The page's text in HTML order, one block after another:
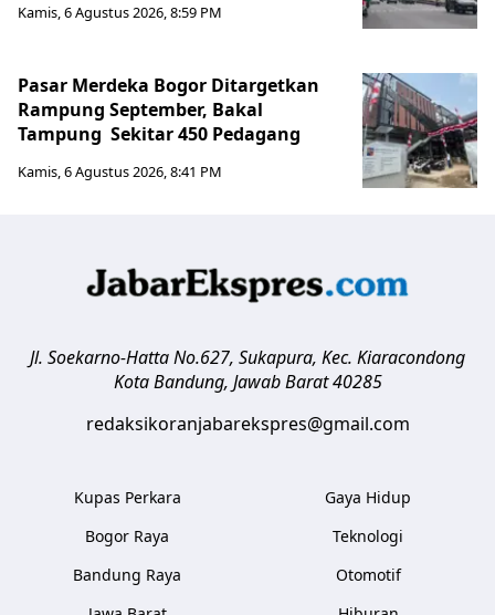
Kamis, 6 Agustus 2026, 8:59 PM
Pasar Merdeka Bogor Ditargetkan
Rampung September, Bakal
Tampung Sekitar 450 Pedagang
Kamis, 6 Agustus 2026, 8:41 PM
Jl. Soekarno-Hatta No.627, Sukapura, Kec. Kiaracondong
Kota Bandung, Jawab Barat 40285
redaksikoranjabarekspres@gmail.com
Kupas Perkara
Bogor Raya
Bandung Raya
Gaya Hidup
Teknologi
Otomotif